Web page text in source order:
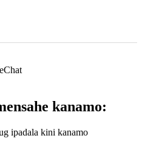
kanamo:
ipadala kini kanamo